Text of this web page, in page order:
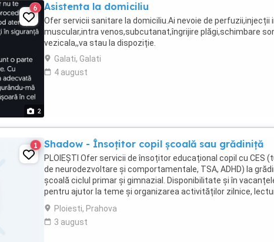
2
6 Asistenta la domiciliu
Ofer servicii sanitare la domiciliu.Ai nevoie de perfuzii,injecții
muscular,intra venos,subcutanat,îngrijire plăgi,schimbare
vezicala,,va stau la dispoziție.
Galati, Galati
4 august
1 Shadow - Însoțitor copil școală sau grădiniță
PLOIEȘTI Ofer servicii de însoțitor educațional copil cu CES
de neurodezvoltare și comportamentale, TSA, ADHD) la
școală ciclul primar și gimnazial. Disponibilitate și în
pentru ajutor la teme și organizarea activităților zilnice,
muzicoterapie, ...
Ploiesti, Prahova
3 august